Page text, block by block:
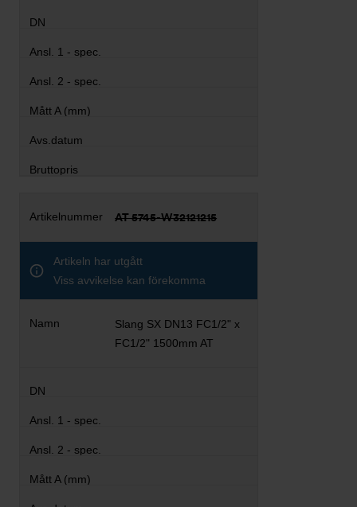
AT 5745-W32121215
Artikeln har utgått
Viss avvikelse kan förekomma
Slang SX DN13 FC1/2" x
FC1/2" 1500mm AT